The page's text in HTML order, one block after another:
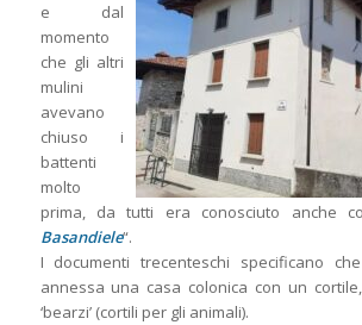
e dal
momento
che gli altri
mulini
avevano
chiuso i
battenti
molto
prima, da tutti era conosciuto anche
Basandiele“.
I documenti trecenteschi specificano
annessa una casa colonica con un
‘bearzi’ (cortili per gli animali).